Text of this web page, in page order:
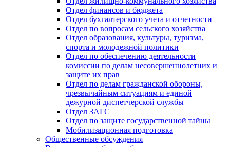
Отдел финансов и бюджета
Отдел бухгалтерского учета и отчетности
Отдел по вопросам сельского хозяйства
Отдел образования, культуры, туризма,
спорта и молодежной политики
Отдел по обеспечению деятельности
комиссии по делам несовершеннолетних и
защите их прав
Отдел по делам гражданской обороны,
чрезвычайным ситуациям и единой
дежурной диспетчерской службы
Отдел ЗАГС
Отдел по защите государственной тайны
Мобилизационная подготовка
Общественные обсуждения